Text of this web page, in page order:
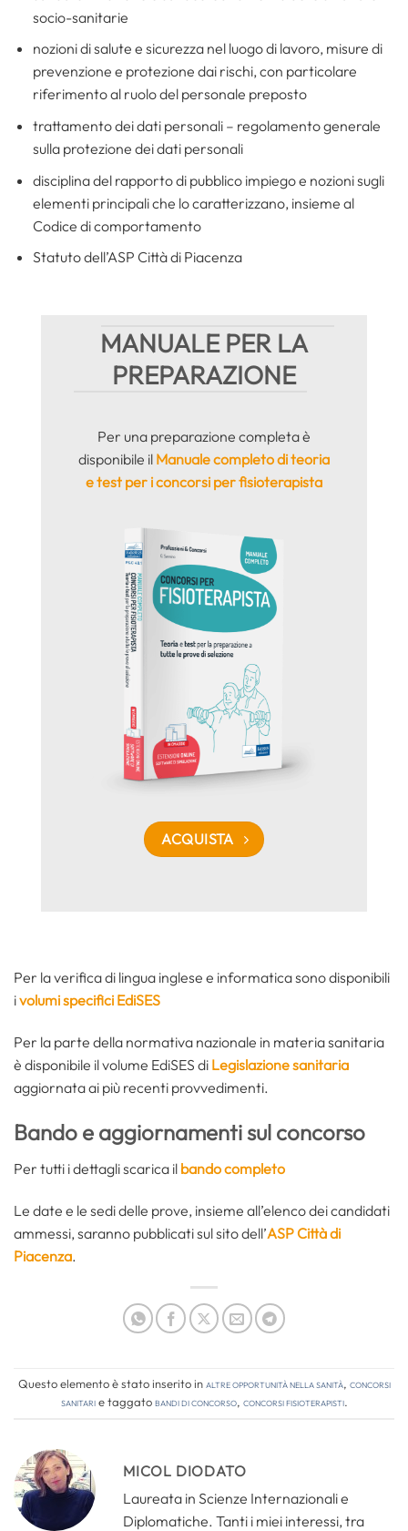
socio-sanitarie
nozioni di salute e sicurezza nel luogo di lavoro, misure di
prevenzione e protezione dai rischi, con particolare
riferimento al ruolo del personale preposto
trattamento dei dati personali – regolamento generale
sulla protezione dei dati personali
disciplina del rapporto di pubblico impiego e nozioni sugli
elementi principali che lo caratterizzano, insieme al
Codice di comportamento
Statuto dell’ASP Città di Piacenza
MANUALE PER LA
PREPARAZIONE
Per una preparazione completa è
disponibile il Manuale completo di teoria
e test per i concorsi per fisioterapista
ACQUISTA
Per la verifica di lingua inglese e informatica sono disponibili
ivolumi specifici EdiSES
Per la parte della normativa nazionale in materia sanitaria
è disponibile il volume EdiSES di Legislazione sanitaria
aggiornata ai più recenti provvedimenti.
Bando e aggiornamenti sul concorso
Per tutti i dettagli scarica il bando completo
Le date e le sedi delle prove, insieme all’elenco dei candidati
ammessi, saranno pubblicati sul sito dell’ASP Città di
Piacenza.
Questo elemento è stato inserito in Altre opportunità nella sanità, Concorsi
Sanitarie taggatobandi di concorso, concorsi fisioterapisti.
MICOL DIODATO
Laureata in Scienze Internazionali e
Diplomatiche. Tanti i miei interessi, tra